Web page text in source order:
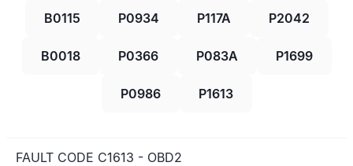
B0115 P0934 P117A P2042
B0018 P0366 P083A P1699
P0986 P1613
FAULT CODE C1613 - OBD2